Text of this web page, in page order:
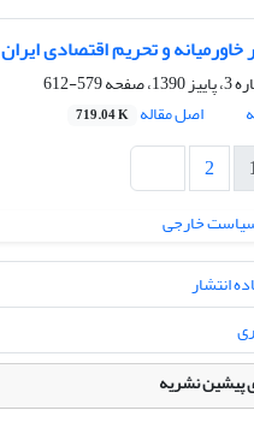
خاورمیانه و تحریم اقتصادی ایران
579-612
اصل مقاله 719.04 K
2
انتشار
پیشین نشریه